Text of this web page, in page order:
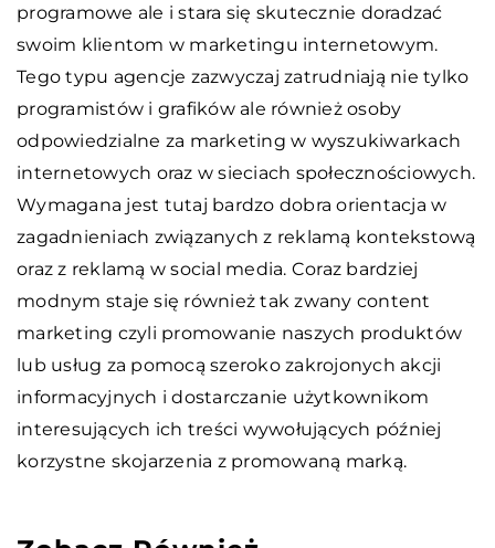
programowe ale i stara się skutecznie doradzać
swoim klientom w marketingu internetowym.
Tego typu agencje zazwyczaj zatrudniają nie tylko
programistów i grafików ale również osoby
odpowiedzialne za marketing w wyszukiwarkach
internetowych oraz w sieciach społecznościowych.
Wymagana jest tutaj bardzo dobra orientacja w
zagadnieniach związanych z reklamą kontekstową
oraz z reklamą w social media. Coraz bardziej
modnym staje się również tak zwany content
marketing czyli promowanie naszych produktów
lub usług za pomocą szeroko zakrojonych akcji
informacyjnych i dostarczanie użytkownikom
interesujących ich treści wywołujących później
korzystne skojarzenia z promowaną marką.